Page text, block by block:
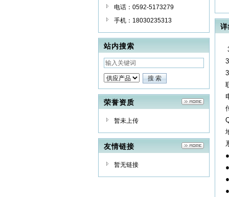
电话：0592-5173279
手机：18030235313
站内搜索
荣誉资质
暂未上传
友情链接
暂无链接